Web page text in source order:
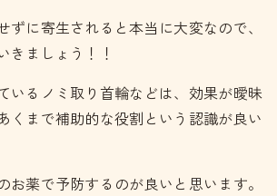
ずに寄生されると本当に大変なので、
きましょう！！
いるノミ取り首輪などは、効果が曖昧
くまで補助的な役割という認識が良い
お薬で予防するのが良いと思います。